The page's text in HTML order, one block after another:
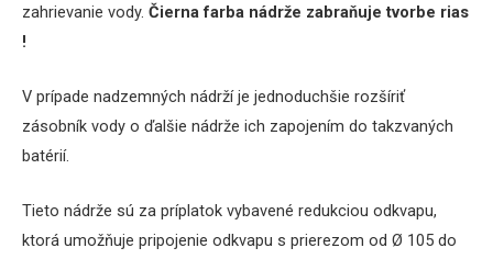
zahrievanie vody. Čierna farba nádrže zabraňuje tvorbe rias
!
V prípade nadzemných nádrží je jednoduchšie rozšíriť
zásobník vody o ďalšie nádrže ich zapojením do takzvaných
batérií.
Tieto nádrže sú za príplatok vybavené redukciou odkvapu,
ktorá umožňuje pripojenie odkvapu s prierezom od Ø 105 do